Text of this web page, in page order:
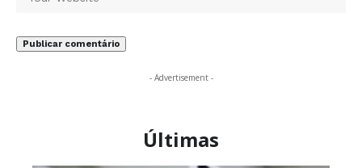
- Advertisement -
Últimas